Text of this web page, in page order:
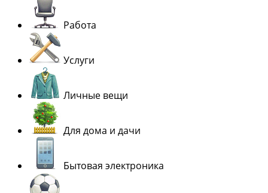
Работа
Услуги
Личные вещи
Для дома и дачи
Бытовая электроника